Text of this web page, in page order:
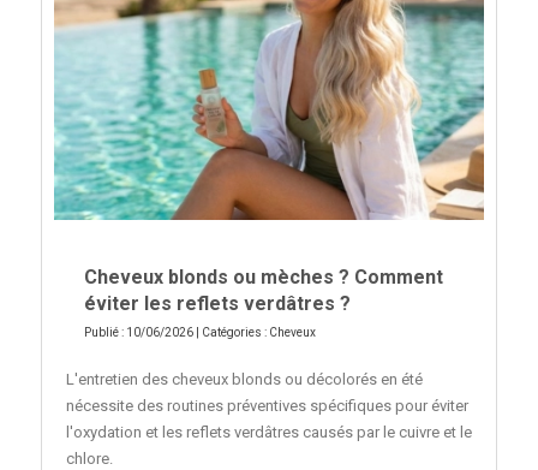
Cheveux blonds ou mèches ? Comment
éviter les reflets verdâtres ?
Publié : 10/06/2026 | Catégories : Cheveux
L'entretien des cheveux blonds ou décolorés en été
nécessite des routines préventives spécifiques pour éviter
l'oxydation et les reflets verdâtres causés par le cuivre et le
chlore.